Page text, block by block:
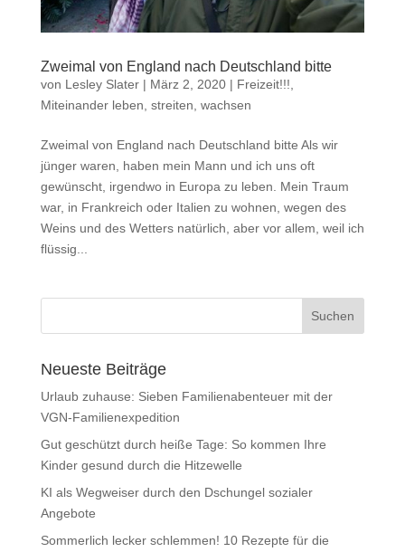
Zweimal von England nach Deutschland bitte
von Lesley Slater| März 2, 2020| Freizeit!!!
Miteinander leben, streiten, wachsen
Zweimal von England nach Deutschland bitte Als wir
jünger waren, haben mein Mann und ich uns oft
gewünscht, irgendwo in Europa zu leben. Mein Traum
war, in Frankreich oder Italien zu wohnen, wegen des
Weins und des Wetters natürlich, aber vor allem, weil ich
flüssig...
Neueste Beiträge
Urlaub zuhause: Sieben Familienabenteuer mit der
VGN-Familienexpedition
Gut geschützt durch heiße Tage: So kommen Ihre
Kinder gesund durch die Hitzewelle
KI als Wegweiser durch den Dschungel sozialer
Angebote
Sommerlich lecker schlemmen! 10 Rezepte für die